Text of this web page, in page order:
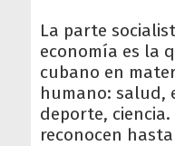
La parte
economía es la
cubano en
humano: salud,
deporte,
reconocen